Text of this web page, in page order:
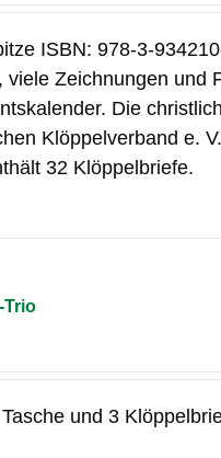
ISBN: 978-3-
Zeichnungen und
Die
Klöppelverband e.
32 Klöppelbriefe.
Trio
und 3